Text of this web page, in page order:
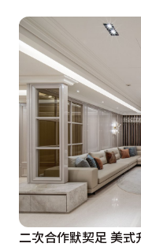
二次合作默契足 美